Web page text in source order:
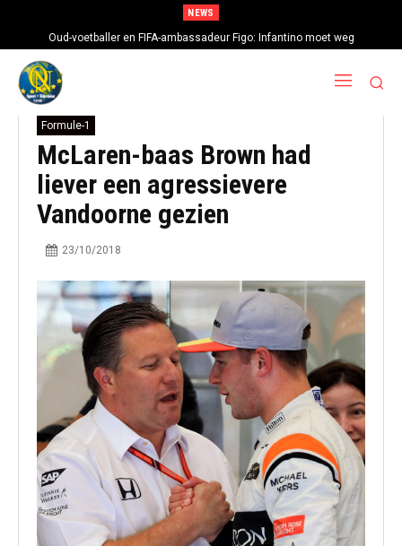
NEWS
Oud-voetballer en FIFA-ambassadeur Figo: Infantino moet weg
Formule-1
McLaren-baas Brown had
liever een agressievere
Vandoorne gezien
23/10/2018